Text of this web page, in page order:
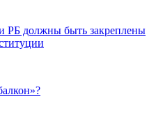
должны быть закреплены